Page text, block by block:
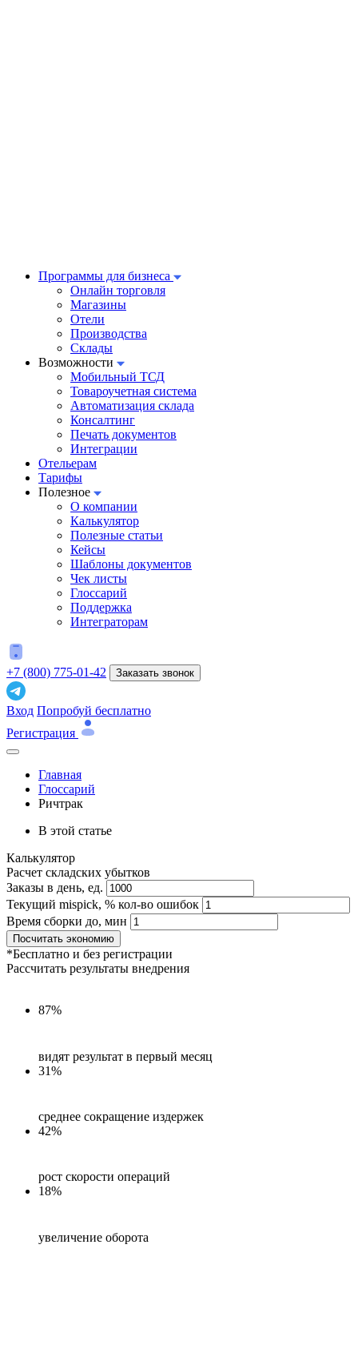
Программы для бизнеса
Онлайн торговля
Магазины
Отели
Производства
Склады
Возможности
Мобильный ТСД
Товароучетная система
Автоматизация склада
Консалтинг
Печать документов
Интеграции
Отельерам
Тарифы
Полезное
О компании
Калькулятор
Полезные статьи
Кейсы
Шаблоны документов
Чек листы
Глоссарий
Поддержка
Интеграторам
+7 (800) 775-01-42 Заказать звонок
Вход Попробуй бесплатно
Регистрация
Главная
Глоссарий
Ричтрак
В этой статье
Калькулятор
Расчет складских убытков
Заказы в день, ед.
Текущий mispick, % кол-во ошибок
Время сборки до, мин
Посчитать экономию
*Бесплатно и без регистрации
Рассчитать результаты внедрения
87%
видят результат в первый месяц
31%
среднее сокращение издержек
42%
рост скорости операций
18%
увеличение оборота